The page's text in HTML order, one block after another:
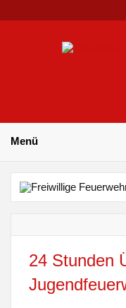
Menü
24 Stunden